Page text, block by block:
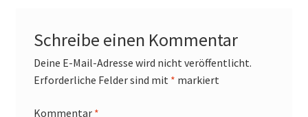
Versandkosten
Schreibe einen Kommentar
Deine E-Mail-Adresse wird nicht veröffentlicht.
Erforderliche Felder sind mit * markiert
Kommentar *